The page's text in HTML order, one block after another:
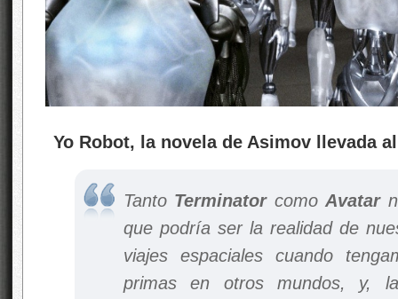
Yo Robot, la novela de Asimov llevada
Tanto TerminatorcomoAvatar
que podría ser la realidad de
viajes espaciales cuando
primas en otros mundos, y,